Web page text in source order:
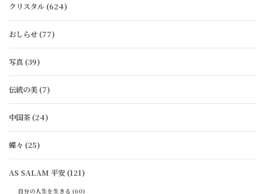
クリスタル (624)
おしらせ (77)
写真 (39)
伝統の美 (7)
中国茶 (24)
蝶々 (25)
AS SALAM 平安 (121)
自分の人生を生きる (60)